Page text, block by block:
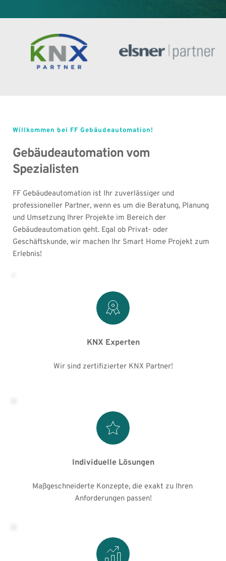
Willkommen bei FF Gebäudeautomation!
Gebäudeautomation vom
Spezialisten
FF Gebäudeautomation ist Ihr zuverlässiger und
professioneller Partner, wenn es um die Beratung, Planung
Gebäudeautomation geht. Egal ob Privat- oder
Geschäftskunde, wir machen Ihr Smart Home Projekt zum
Erlebnis!
KNX Experten
Wir sind zertifizierter KNX Partner!
Individuelle Lösungen
Maßgeschneiderte Konzepte, die exakt zu Ihren
Anforderungen passen!